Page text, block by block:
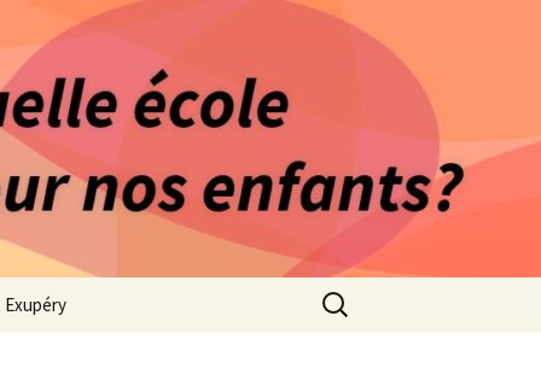
1981
Saint Exupéry
Exupéry
Rechercher :